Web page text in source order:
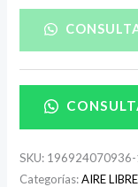
SKU: 196924070936-
Categorías:AIRE LIBRE